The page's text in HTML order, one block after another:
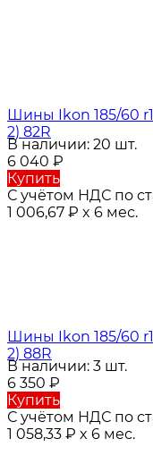
Шины Ikon 185/60
2) 82R
В наличии: 20 шт.
6 040 ₽
Купить
С учётом НДС по
1 006,67 ₽ x 6 мес.
Шины Ikon 185/60
2) 88R
В наличии: 3 шт.
6 350 ₽
Купить
С учётом НДС по
1 058,33 ₽ x 6 мес.